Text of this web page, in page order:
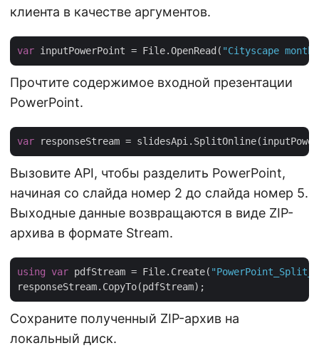
клиента в качестве аргументов.
var inputPowerPoint = File.OpenRead( "Cityscape
Прочтите содержимое входной презентации
PowerPoint.
var responseStream =
Вызовите API, чтобы разделить PowerPoint,
начиная со слайда номер 2 до слайда номер 5.
Выходные данные возвращаются в виде ZIP-
архива в формате Stream.
using var pdfStream = File.Create(
Сохраните полученный ZIP-архив на
локальный диск.